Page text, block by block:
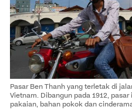
Pasar Ben Thanh yang terletak di
Vietnam. Dibangun pada 1912,
pakaian, bahan pokok dan